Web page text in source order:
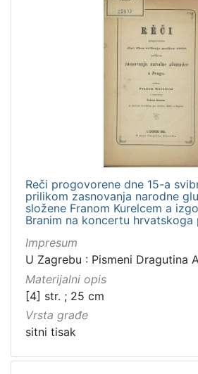
Reči progovorene dne 15-a
prilikom zasnovanja narodne
složene Franom Kurelcem a
Branim na koncertu hrvatskoga
Impresum
U Zagrebu : Pismeni Dragutina
Materijalni opis
[4] str. ; 25 cm
Vrsta građe
sitni tisak